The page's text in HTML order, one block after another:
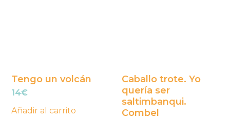
Tengo un volcán
14€
Añadir al carrito
Caballo trote. Yo
quería ser
saltimbanqui.
Combel